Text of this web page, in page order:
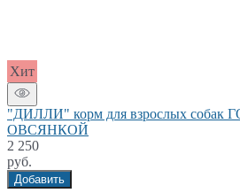
Хит
"ДИЛЛИ" корм для взрослых
ОВСЯНКОЙ
2 250
руб.
Добавить